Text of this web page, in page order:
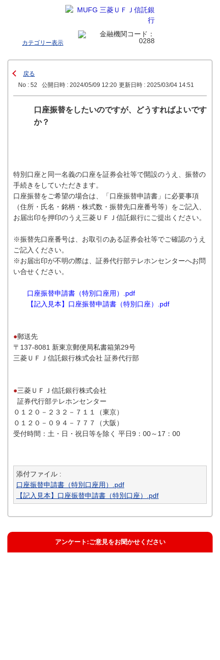
カテゴリー表示
戻る
No : 52
公開日時 : 2024/05/09 12:20 更新日時 : 2025/03/04 14:51
口座振替をしたいのですが、どうすればよいです
か？
特別口座と同一名義の口座を証券会社等で開設のうえ、振替の
手続きをしていただきます。
口座振替をご希望の場合は、「口座振替申請書」に必要事項
（住所・氏名・銘柄・株式数・振替先口座番号等）をご記入、
お届出印を押印のうえ三菱ＵＦＪ信託銀行にご提出ください。
※振替先口座番号は、お取引のある証券会社等でご確認のうえ
ご記入ください。
※お届出印が不明の際は、証券代行部テレホンセンターへお問
い合せください。
口座振替申請書（特別口座用）.pdf
【記入見本】口座振替申請書（特別口座）.pdf
●郵送先
〒137-8081 新東京郵便局私書箱第29号
三菱ＵＦＪ信託銀行株式会社 証券代行部
●三菱ＵＦＪ信託銀行株式会社
証券代行部テレホンセンター
０１２０－２３２－７１１（東京）
０１２０－０９４－７７７（大阪）
受付時間：土・日・祝日等を除く 平日9：00～17：00
添付ファイル :
口座振替申請書（特別口座用）.pdf
【記入見本】口座振替申請書（特別口座）.pdf
アンケート:ご意見をお聞かせください